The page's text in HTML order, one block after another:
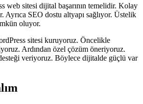
web sitesi dijital başarının temelidir. Kolay
Ayrıca SEO dostu altyapı sağlıyor. Üstelik
oluyor.
sitesi kuruyoruz. Öncelikle
Ardından özel çözüm öneriyoruz.
veriyoruz. Böylece dijitalde güçlü var